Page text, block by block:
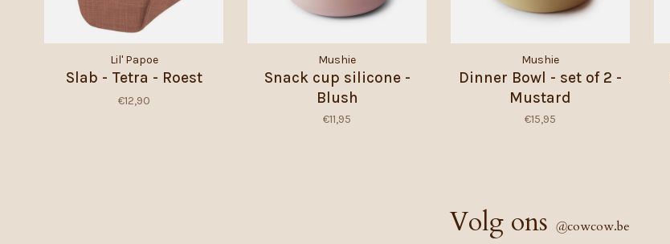
Lil' Papoe
Slab - Tetra - Roest
€12,90
Mushie
Snack cup silicone -
Blush
€11,95
Mushie
Dinner Bowl - set of 2 -
Mustard
€15,95
Volg ons @cowcow.be